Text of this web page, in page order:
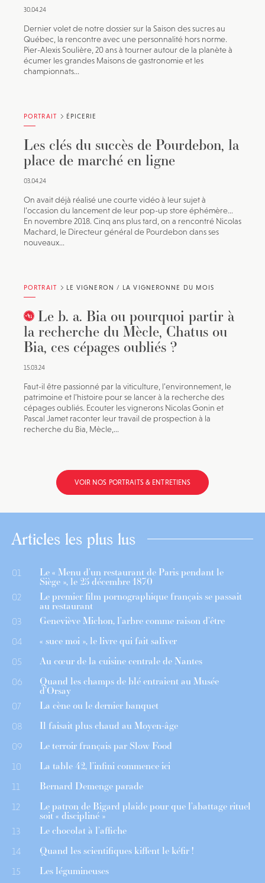
30.04.24
Dernier volet de notre dossier sur la Saison des sucres au
Québec, la rencontre avec une personnalité hors norme.
Pier-Alexis Soulière, 20 ans à tourner autour de la planète à
écumer les grandes Maisons de gastronomie et les
championnats...
PORTRAIT ÉPICERIE
Les clés du succès de Pourdebon, la
place de marché en ligne
03.04.24
On avait déjà réalisé une courte vidéo à leur sujet à
l’occasion du lancement de leur pop-up store éphémère…
En novembre 2018. Cinq ans plus tard, on a rencontré Nicolas
Machard, le Directeur général de Pourdebon dans ses
nouveaux...
PORTRAIT LE VIGNERON / LA VIGNERONNE DU MOIS
Le b. a. Bia ou pourquoi partir à
la recherche du Mècle, Chatus ou
Bia, ces cépages oubliés ?
15.03.24
Faut-il être passionné par la viticulture, l’environnement, le
patrimoine et l’histoire pour se lancer à la recherche des
cépages oubliés. Ecouter les vignerons Nicolas Gonin et
Pascal Jamet raconter leur travail de prospection à la
recherche du Bia, Mècle,...
VOIR NOS PORTRAITS & ENTRETIENS
Articles les plus lus
01 Le « Menu d’un restaurant de Paris pendant le
Siège », le 25 décembre 1870
02 Le premier film pornographique français se passait
au restaurant
03 Geneviève Michon, l’arbre comme raison d’être
04 « suce moi », le livre qui fait saliver
05 Au cœur de la cuisine centrale de Nantes
06 Quand les champs de blé entraient au Musée
d’Orsay
07 La cène ou le dernier banquet
08 Il faisait plus chaud au Moyen-âge
09 Le terroir français par Slow Food
10 La table 42, l’infini commence ici
11 Bernard Demenge parade
12 Le patron de Bigard plaide pour que l’abattage rituel
soit « discipliné »
13 Le chocolat à l’affiche
14 Quand les scientifiques kiffent le kéfir !
15 Les légumineuses